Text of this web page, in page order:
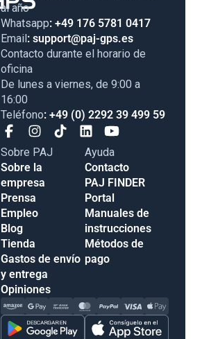
al año
Whatsapp: +49 176 5781 0417
Email: support@paj-gps.es
Contacto durante el horario de
oficina
De lunes a viernes, de 9:00 a
16:00
Teléfono: +49 (0) 2292 39 499 59
Sobre PAJ
Sobre la
empresa
Prensa
Empleo
Blog
Tienda
Gastos de envío
y entrega
Opiniones
Ayuda
Contacto
PAJ FINDER
Portal
Manuales de
instrucciones
Métodos de
pago